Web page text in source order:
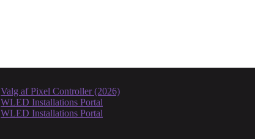
Valg af Pixel Controller (2026)
WLED Installations Portal
WLED Installations Portal